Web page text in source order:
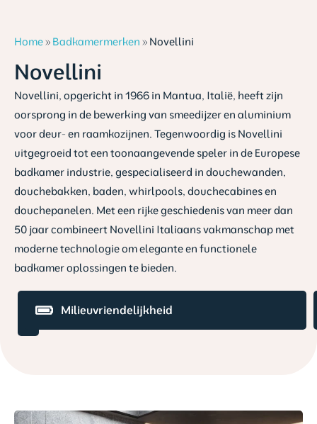
Home» Badkamermerken » Novellini
Novellini
Novellini, opgericht in 1966 in Mantua, Italië, heeft zijn
oorsprong in de bewerking van smeedijzer en aluminium
voor deur- en raamkozijnen. Tegenwoordig is Novellini
uitgegroeid tot een toonaangevende speler in de Europese
badkamer industrie, gespecialiseerd in douchewanden,
douchebakken, baden, whirlpools, douchecabines en
douchepanelen. Met een rijke geschiedenis van meer dan
50 jaar combineert Novellini Italiaans vakmanschap met
moderne technologie om elegante en functionele
badkamer oplossingen te bieden.
Italiaans
design
Milieuvriendelijkheid